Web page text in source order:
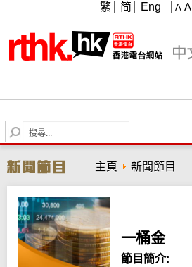
A A
繁 简 Eng
S
e
r
c
h
主頁 新聞節目
一桶金
節目簡介: